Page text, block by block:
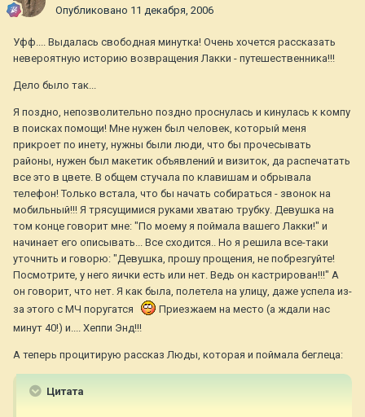
Опубликовано 11 декабря, 2006
Уфф.... Выдалась свободная минутка! Очень хочется рассказать
невероятную историю возвращения Лакки - путешественника!!!
Дело было так...
Я поздно, непозволительно поздно проснулась и кинулась к компу
в поисках помощи! Мне нужен был человек, который меня
прикроет по инету, нужны были люди, что бы прочесывать
районы, нужен был макетик объявлений и визиток, да распечатать
все это в цвете. В общем стучала по клавишам и обрывала
телефон! Только встала, что бы начать собираться - звонок на
мобильный!!! Я трясущимися руками хватаю трубку. Девушка на
том конце говорит мне: "По моему я поймала вашего Лакки!" и
начинает его описывать... Все сходится.. Но я решила все-таки
уточнить и говорю: "Девушка, прошу прощения, не побрезгуйте!
Посмотрите, у него яички есть или нет. Ведь он кастрирован!!!" А
он говорит, что нет. Я как была, полетела на улицу, даже успела из-
за этого с МЧ поругатся
Приезжаем на место (а ждали нас
минут 40!) и.... Хеппи Энд!!!
А теперь процитирую рассказ Люды, которая и поймала беглеца:
Цитата